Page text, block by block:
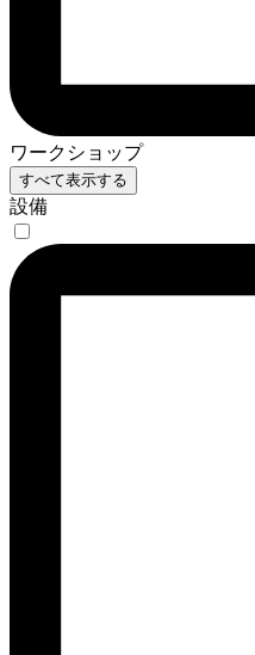
ワークショップ
すべて表示する
設備